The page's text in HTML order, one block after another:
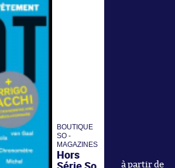
BOUTIQUE
SO -
MAGAZINES
Hors
à partir de